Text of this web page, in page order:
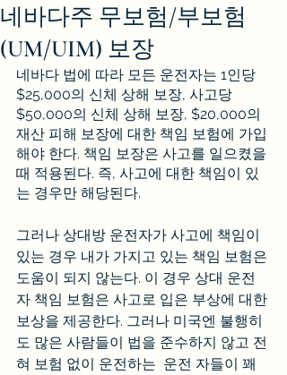
네바다주 무보험/부보험
(UM/UIM) 보장
네바다 법에 따라 모든 운전자는 1인당
$25,000의 신체 상해 보장, 사고당
$50,000의 신체 상해 보장, $20,000의
재산 피해 보장에 대한 책임 보험에 가입
해야 한다. 책임 보장은 사고를 일으켰을
때 적용된다. 즉, 사고에 대한 책임이 있
는 경우만 해당된다.
그러나 상대방 운전자가 사고에 책임이
있는 경우 내가 가지고 있는 책임 보험은
도움이 되지 않는다. 이 경우 상대 운전
자 책임 보험은 사고로 입은 부상에 대한
보상을 제공한다. 그러나 미국엔 불행히
도 많은 사람들이 법을 준수하지 않고 전
혀 보험 없이 운전하는  운전 자들이 꽤